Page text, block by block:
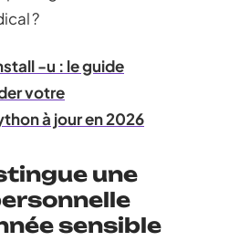
?
-u : le guide
votre
à jour en 2026
une
sensible